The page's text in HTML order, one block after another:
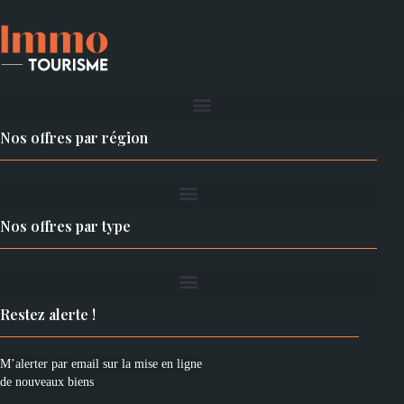
BIENS ? MAISONS ~ VILLAS ~ APPARTEMENTS
TERRAINS ~ LOCAUX ~ FONDS DE COMMERCE
Nos offres par région
Nos offres par type
Restez alerte !
M’alerter par email sur la mise en ligne
de nouveaux biens